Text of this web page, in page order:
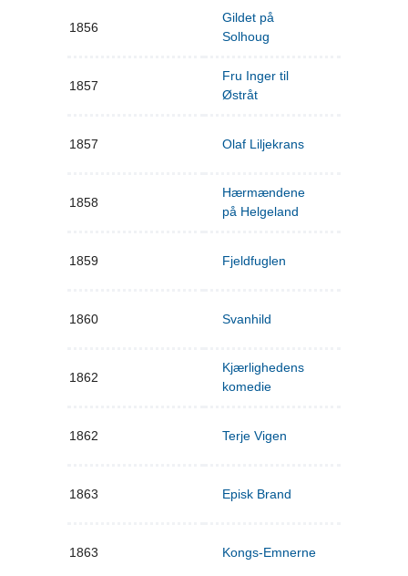
1856
Gildet på
Solhoug
1857
Fru Inger til
Østråt
1857 Olaf Liljekrans
1858
Hærmændene
på Helgeland
1859 Fjeldfuglen
1860 Svanhild
1862
Kjærlighedens
komedie
1862 Terje Vigen
1863 Episk Brand
1863 Kongs-Emnerne